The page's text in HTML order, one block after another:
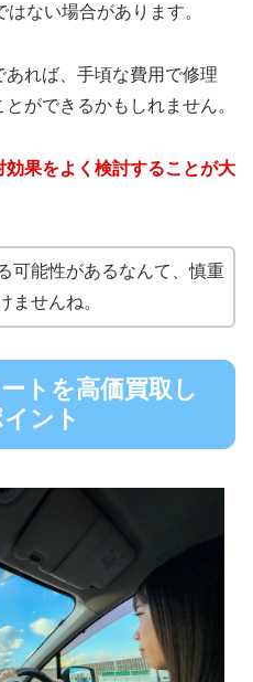
ない場合があります。
れば、手頃な費用で修理
ができるかもしれません。
果をよく検討することが大
可能性があるなんて、慎重
ませんね。
トを高価買取し
ント